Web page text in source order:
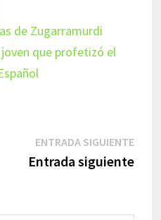
de Zugarramurdi
que profetizó el
ENTRADA SIGUIENTE
Entrada siguiente